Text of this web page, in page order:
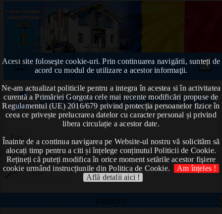
Acest site foloseşte cookie-uri. Prin continuarea navigării, sunteți de
acord cu modul de utilizare a acestor informaţii.
Ne-am actualizat politicile pentru a integra în acestea si în activitatea
curentă a Primăriei Gorgota cele mai recente modificări propuse de
Regulamentul (UE) 2016/679 privind protecția persoanelor fizice în
ceea ce privește prelucrarea datelor cu caracter personal și privind
libera circulație a acestor date.
Înainte de a continua navigarea pe Website-ul nostru vă solicităm să
alocați timp pentru a citi și înțelege conținutul Politicii de Cookie.
Rețineți că puteți modifica în orice moment setările acestor fişiere
cookie urmând instrucțiunile din Politica de Cookie.
Am înțeles !
Află detalii aici !
Prima pagină
Declarații de avere anul 2020➠Hornea Gheorghe
Aici !
Anunțuri